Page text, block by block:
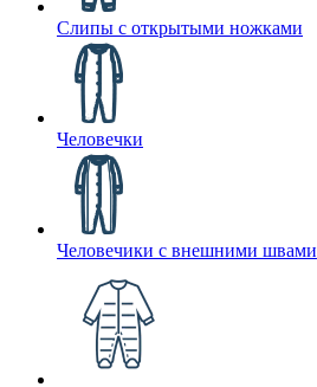
Слипы с открытыми ножками
Человечки
Человечики с внешними швами